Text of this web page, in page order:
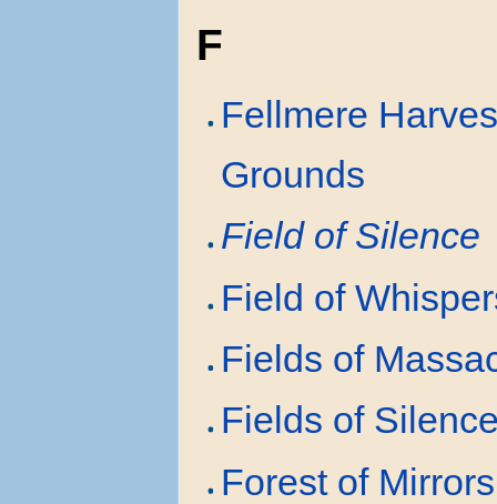
F
Fellmere
Grounds
Field of Silence
Field of
Fields of
Fields of
Forest of Mirrors